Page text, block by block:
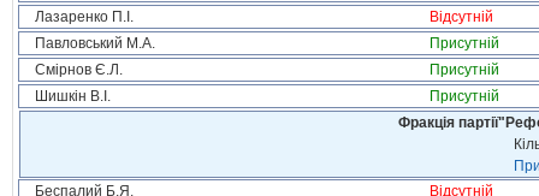
Лазаренко П.І.
Відсутній
Павловський М.А.
Присутній
Смірнов Є.Л.
Присутній
Шишкін В.І.
Присутній
Фракція
Беспалий Б.Я.
Відсутній